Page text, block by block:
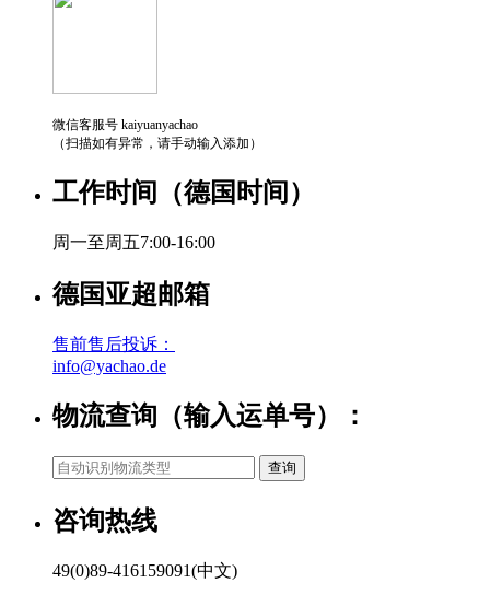
微信客服号 kaiyuanyachao
（扫描如有异常，请手动输入添加）
工作时间（德国时间）
周一至周五7:00-16:00
德国亚超邮箱
售前售后投诉：
info@yachao.de
物流查询（输入运单号）：
咨询热线
49(0)89-416159091(中文)